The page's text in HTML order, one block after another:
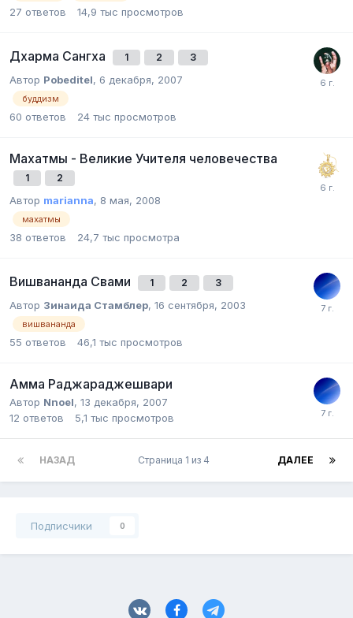
27 ответов 14,9 тыс просмотров
Дхарма Сангха 1 2 3
Автор Pobeditel, 6 декабря, 2007
буддизм
60 ответов 24 тыс просмотров
Махатмы - Великие Учителя человечества
1 2
Автор marianna, 8 мая, 2008
махатмы
38 ответов 24,7 тыс просмотра
Вишвананда Свами 1 2 3
Автор Зинаида Стамблер, 16 сентября, 2003
вишвананда
55 ответов 46,1 тыс просмотров
Амма Раджараджешвари
Автор Nnoel, 13 декабря, 2007
12 ответов 5,1 тыс просмотров
НАЗАД ДАЛЕЕ
Страница 1 из 4
Подписчики 0